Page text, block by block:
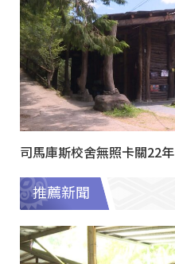
司馬庫斯校舍無照卡關22
推薦新聞